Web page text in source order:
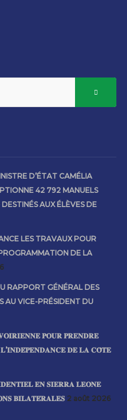
D’ÉTAT CAMÉLIA
42 792 MANUELS
AUX ÉLÈVES DE
LES TRAVAUX POUR
DE LA
RAPPORT GÉNÉRAL DES
AU VICE-PRÉSIDENT DU
𝐏𝐎𝐔𝐑 𝐏𝐑𝐄𝐍𝐃𝐑𝐄
𝐃𝐄 𝐋𝐀 𝐂𝐎̂𝐓𝐄
𝐄𝐍 𝐒𝐈𝐄𝐑𝐑𝐀 𝐋𝐄𝐎𝐍𝐄
𝐁𝐈𝐋𝐀𝐓𝐄́𝐑𝐀𝐋𝐄𝐒 2 août 2026